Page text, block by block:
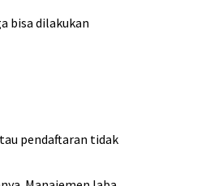
bisa dilakukan
pendaftaran tidak